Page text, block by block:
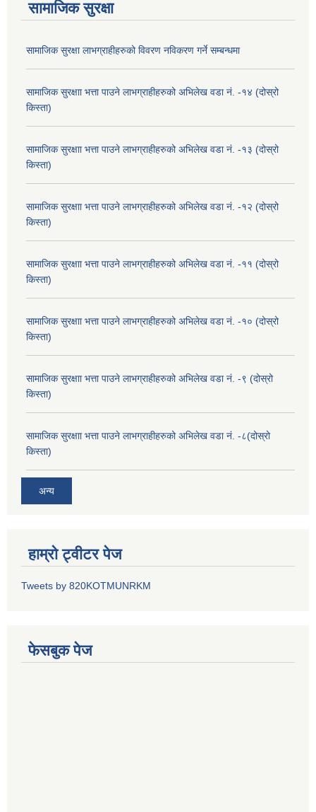
सामाजिक सुरक्षा
सामाजिक सुरक्षा लाभग्राहीहरुको विवरण नविकरण गर्ने सम्बन्धमा
सामाजिक सुरक्षाा भत्ता पाउने लाभग्राहीहरुको अभिलेख वडा नं. -१४ (दोस्रो
किस्ता)
सामाजिक सुरक्षाा भत्ता पाउने लाभग्राहीहरुको अभिलेख वडा नं. -१३ (दोस्रो
किस्ता)
सामाजिक सुरक्षाा भत्ता पाउने लाभग्राहीहरुको अभिलेख वडा नं. -१२ (दोस्रो
किस्ता)
सामाजिक सुरक्षाा भत्ता पाउने लाभग्राहीहरुको अभिलेख वडा नं. -११ (दोस्रो
किस्ता)
सामाजिक सुरक्षाा भत्ता पाउने लाभग्राहीहरुको अभिलेख वडा नं. -१० (दोस्रो
किस्ता)
सामाजिक सुरक्षाा भत्ता पाउने लाभग्राहीहरुको अभिलेख वडा नं. -९ (दोस्रो
किस्ता)
सामाजिक सुरक्षाा भत्ता पाउने लाभग्राहीहरुको अभिलेख वडा नं. -८(दोस्रो
किस्ता)
अन्य
हाम्रो ट्वीटर पेज
Tweets by 820KOTMUNRKM
फेसबुक पेज